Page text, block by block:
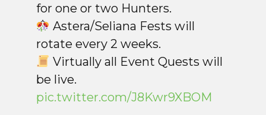
for one or two Hunters.
Astera/Seliana Fests will
rotate every 2 weeks.
Virtually all Event Quests will
be live.
pic.twitter.com/J8Kwr9XBOM